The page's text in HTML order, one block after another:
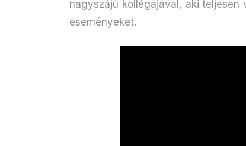
nagyszájú kollégájával, aki teljesen
eseményeket.